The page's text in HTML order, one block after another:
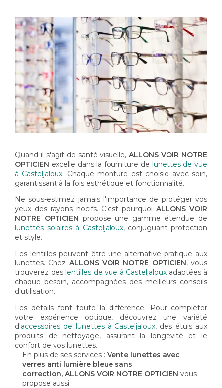
Quand il s'agit de santé visuelle,ALLONS VOIR NOTRE
OPTICIEN excelle dans la fourniture de lunettes de vue
à Casteljaloux. Chaque monture est choisie avec soin,
garantissant à la fois esthétique et fonctionnalité.
Ne sous-estimez jamais l'importance de protéger vos
yeux des rayons nocifs. C'est pourquoiALLONS VOIR
NOTRE OPTICIEN propose une gamme étendue de
lunettes solaires à Casteljaloux, conjuguant protection
et style.
Les lentilles peuvent être une alternative pratique aux
lunettes. Chez ALLONS VOIR NOTRE OPTICIEN, vous
trouverez des lentilles de vue à Casteljaloux adaptées à
chaque besoin, accompagnées des meilleurs conseils
d'utilisation.
Les détails font toute la différence. Pour compléter
votre expérience optique, découvrez une variété
d'accessoires de lunettes à Casteljaloux, des étuis aux
produits de nettoyage, assurant la longévité et le
confort de vos lunettes.
En plus de ses services : Vente lunettes avec
verres anti lumière bleue sans
correction, ALLONS VOIR NOTRE OPTICIEN vous
propose aussi :